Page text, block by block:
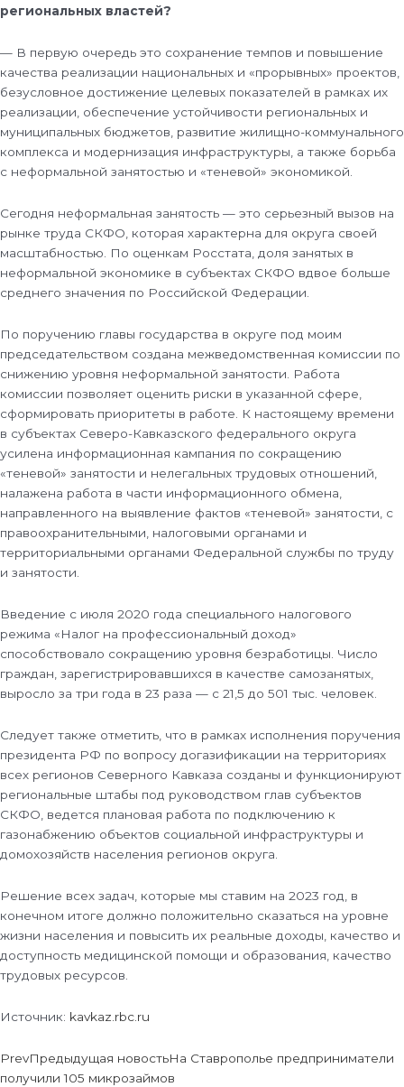
региональных властей?
— В первую очередь это сохранение темпов и повышение
качества реализации национальных и «прорывных» проектов,
безусловное достижение целевых показателей в рамках их
реализации, обеспечение устойчивости региональных и
муниципальных бюджетов, развитие жилищно-коммунального
комплекса и модернизация инфраструктуры, а также борьба
с неформальной занятостью и «теневой» экономикой.
Сегодня неформальная занятость — это серьезный вызов на
рынке труда СКФО, которая характерна для округа своей
масштабностью. По оценкам Росстата, доля занятых в
неформальной экономике в субъектах СКФО вдвое больше
среднего значения по Российской Федерации.
По поручению главы государства в округе под моим
председательством создана межведомственная комиссии по
снижению уровня неформальной занятости. Работа
комиссии позволяет оценить риски в указанной сфере,
сформировать приоритеты в работе. К настоящему времени
в субъектах Северо-Кавказского федерального округа
усилена информационная кампания по сокращению
«теневой» занятости и нелегальных трудовых отношений,
налажена работа в части информационного обмена,
направленного на выявление фактов «теневой» занятости, с
правоохранительными, налоговыми органами и
территориальными органами Федеральной службы по труду
и занятости.
Введение с июля 2020 года специального налогового
режима «Налог на профессиональный доход»
способствовало сокращению уровня безработицы. Число
граждан, зарегистрировавшихся в качестве самозанятых,
выросло за три года в 23 раза — с 21,5 до 501 тыс. человек.
Следует также отметить, что в рамках исполнения поручения
президента РФ по вопросу догазификации на территориях
всех регионов Северного Кавказа созданы и функционируют
региональные штабы под руководством глав субъектов
СКФО, ведется плановая работа по подключению к
газонабжению объектов социальной инфраструктуры и
домохозяйств населения регионов округа.
Решение всех задач, которые мы ставим на 2023 год, в
конечном итоге должно положительно сказаться на уровне
жизни населения и повысить их реальные доходы, качество и
доступность медицинской помощи и образования, качество
трудовых ресурсов.
Источник: kavkaz.rbc.ru
PrevПредыдущая новостьНа Ставрополье предприниматели
получили 105 микрозаймов